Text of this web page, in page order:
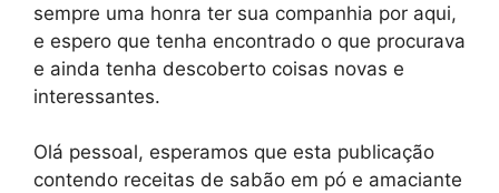
sempre uma honra ter sua companhia por aqui,
e espero que tenha encontrado o que procurava
e ainda tenha descoberto coisas novas e
interessantes.
Olá pessoal, esperamos que esta publicação
contendo receitas de sabão em pó e amaciante